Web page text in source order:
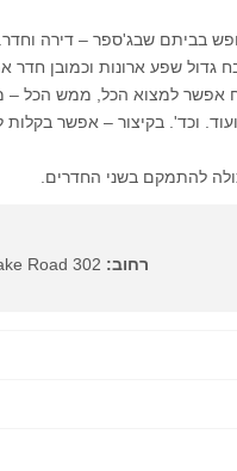
בביתם שבג'ספר – דירה וחדר.
גדול שפע ארונות וכמובן חדר
אפשר למצוא הכל, ממש הכל –
וכד'. בקיצור – אפשר
להתמקם בשני החדרים.
רחוב: